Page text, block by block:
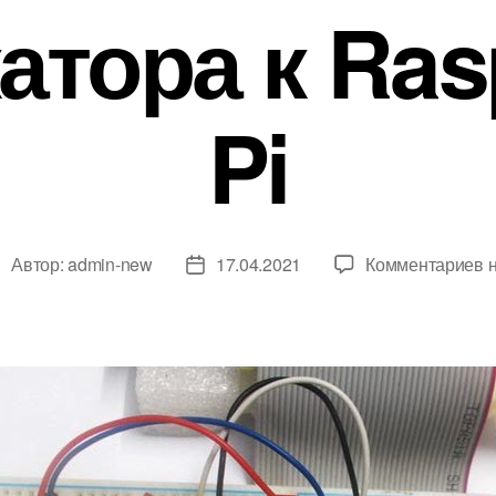
к
Pi
Автор:admin-new
Д
з
а
п
и
с
17.04.2021 Комментариевк
и
с
и
П